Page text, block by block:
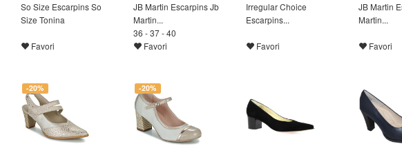
So Size Escarpins So
Size Tonina
Favori
JB Martin Escarpins Jb
Martin...
36 - 37 - 40
Favori
Irregular Choice
Escarpins...
Favori
JB Martin
Martin...
Favori
-20% -20%